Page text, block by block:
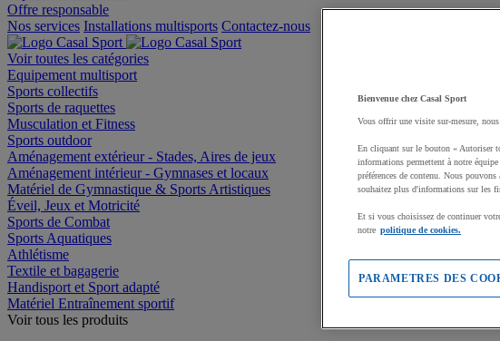
Offre responsable
Nos services Installations multisports Contactez-nous
Voir toutes les catégories
Equipement multisport
Sports collectifs
Sports de raquettes
Musculation et Fitness
Sports outdoor
Aménagement extérieur - Stades, Aires de jeux
Aménagement intérieur - Gymnases et locaux
Matériel de Gymnastique & Sports Artistiques
Éveil, Jeux et Motricité
Sports de Combat
Sports Aquatiques
Athlétisme
Textile et bagagerie
Handisport et Sport adapté
Matériel Entraînement sportif
Voir tous les produits
Bienvenue chez Casal Sport
Vous offrir une visite sur-mesure,
En cliquant sur le bouton « Autoriser
informations permettent à notre
préférences de contenu. Nous
souhaitez plus d'informations sur les
Et si vous choisissez de continuer
notre politique de cookies.
PARAMETRES DES